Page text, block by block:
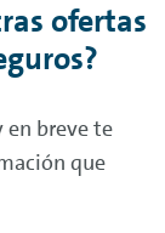
ofertas
breve te
que